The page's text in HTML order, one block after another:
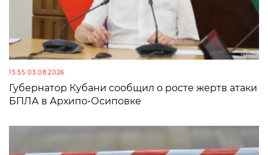
15:55 03.08.2026
Губернатор Кубани сообщил о росте жертв атаки
БПЛА в Архипо-Осиповке